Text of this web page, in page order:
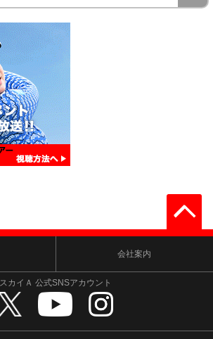
会社案内
スカイＡ 公式SNSアカウント